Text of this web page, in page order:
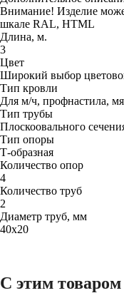
Внимание! Изделие
шкале RAL, HTML
Длина, м.
3
Цвет
Широкий выбор
Тип кровли
Для м/ч, профнастила,
Тип трубы
Плоскоовального
Тип опоры
Т-образная
Количество опор
4
Количество труб
2
Диаметр труб, мм
40х20
С этим